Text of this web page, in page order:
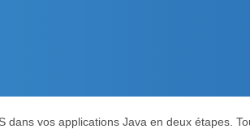
vos applications Java en deux étapes.